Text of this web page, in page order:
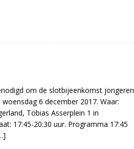
om de slotbijeenkomst jongeren
6 december 2017. Waar:
Tobias Asserplein 1 in
17:45-20:30 uur. Programma 17:45